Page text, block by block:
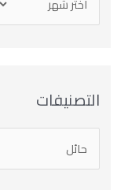
التصنيفات